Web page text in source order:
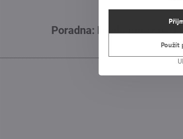
Poradna: Nejde obraz na
Použít